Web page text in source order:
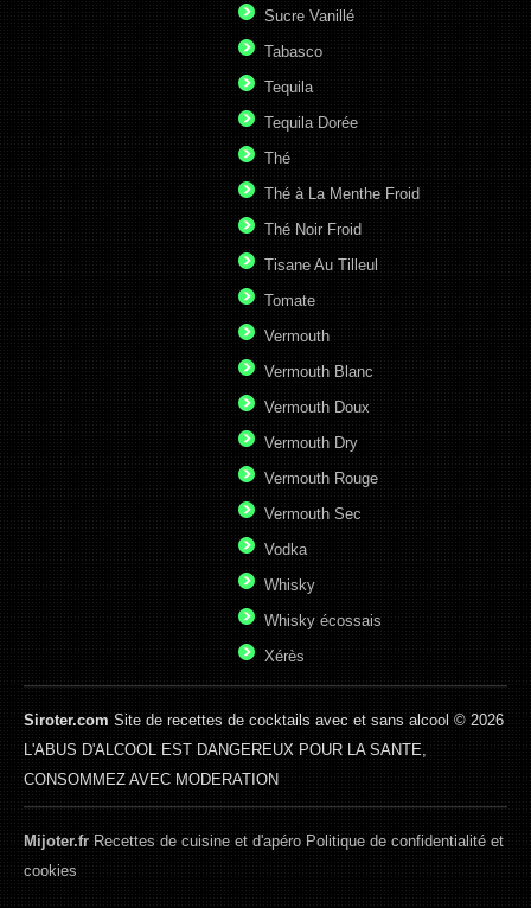
Sucre Vanillé
Tabasco
Tequila
Tequila Dorée
Thé
Thé à La Menthe Froid
Thé Noir Froid
Tisane Au Tilleul
Tomate
Vermouth
Vermouth Blanc
Vermouth Doux
Vermouth Dry
Vermouth Rouge
Vermouth Sec
Vodka
Whisky
Whisky écossais
Xérès
Siroter.comSite de recettes de cocktails avec et sans alcool © 2026
L'ABUS D'ALCOOL EST DANGEREUX POUR LA SANTE,
CONSOMMEZ AVEC MODERATION
Mijoter.frRecettes de cuisine et d'apéro Politique de confidentialité et
cookies